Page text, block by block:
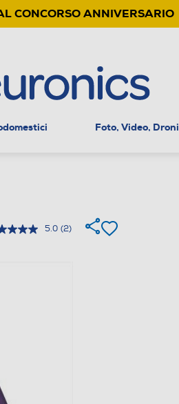
CONCORSO ANNIVERSARIO
Foto, Video, Droni
5.0 (2)